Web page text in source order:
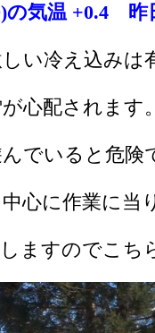
)の気温 +0.4 昨
い冷え込みは
心配されます
でいると危
心に作業に当
ますのでこち